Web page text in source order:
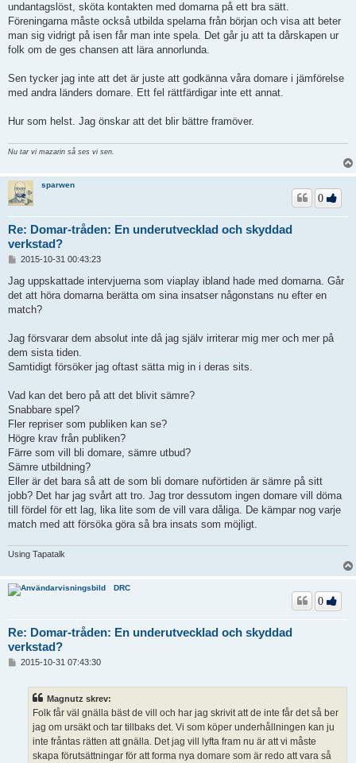
undantagslöst, sköta kontakten med domarna på ett bra sätt.
Föreningarna måste också utbilda spelarna från början och visa att beter
man sig vidrigt på isen får man inte spela. Det går ju att ta dårskapen ur
folk om de ges chansen att lära annorlunda.
Sen tycker jag inte att det är juste att godkänna våra domare i jämförelse
med andra länders domare. Ett fel rättfärdigar inte ett annat.
Hur som helst. Jag önskar att det blir bättre framöver.
Nu tar vi mazarin så ses vi sen.
sparwen
Re: Domar-tråden: En underutvecklad och skyddad
verkstad?
0
l
ä
g
g
2015-10-31 00:43:23
Jag uppskattade intervjuerna som viaplay ibland hade med domarna. Går
det att höra domarna berätta om sina insatser någonstans nu efter en
match?
Jag försvarar dem absolut inte då jag själv irriterar mig mer och mer på
dem sista tiden.
Samtidigt försöker jag oftast sätta mig in i deras sits.
Vad kan det bero på att det blivit sämre?
Snabbare spel?
Fler repriser som publiken kan se?
Högre krav från publiken?
Färre som vill bli domare, sämre utbud?
Sämre utbildning?
Eller är det bara så att de som bli domare nuförtiden är sämre på sitt
jobb? Det har jag svårt att tro. Jag tror dessutom ingen domare vill döma
till fördel för ett lag, lika lite som de vill vara dåliga. De kämpar nog varje
match med att försöka göra så bra insats som möjligt.
Using Tapatalk
DRC
Re: Domar-tråden: En underutvecklad och skyddad
verkstad?
0
2015-10-31 07:43:30
Magnutz skrev:
Folk får väl gnälla bäst de vill och har jag skrivit att de inte får det så ber
jag om ursäkt och tar tillbaks det. Vi som köper underhållningen kan ju
inte fråntas rätten att gnälla. Det jag vill lyfta fram nu är att vi måste
skapa förutsättningar för att forma nya domare som är redo att vara så